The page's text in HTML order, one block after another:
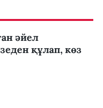
әйел
құлап, көз